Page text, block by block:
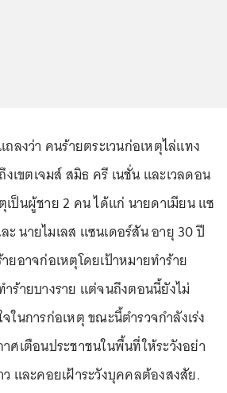
ถลงว่า คนร้ายตระเวนก่อเหตุไล่แทง
เขตเจมส์ สมิธ ครี เนชั่น และเวลดอน
ป็นผู้ชาย 2 คน ได้แก่ นายดาเมียน แซ
ะ นายไมเลส แซนเดอร์สัน อายุ 30 ปี
ยอาจก่อเหตุโดยเป้าหมายทำร้าย
ร้ายบางราย แต่จนถึงตอนนี้ยังไม่
ในการก่อเหตุ ขณะนี้ตำรวจกำลังเร่ง
ศเตือนประชาชนในพื้นที่ให้ระวังอย่า
และคอยเฝ้าระวังบุคคลต้องสงสัย.